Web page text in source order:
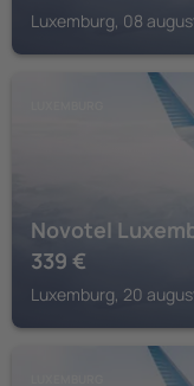
Luxemburg, 08
Novotel
339 €
Luxemburg, 20